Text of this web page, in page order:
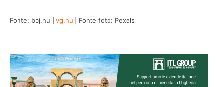
Fonte: bbj.hu | vg.hu | Fonte foto: Pexels